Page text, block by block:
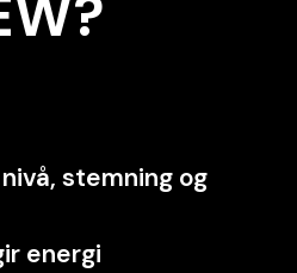
stemning og
energi